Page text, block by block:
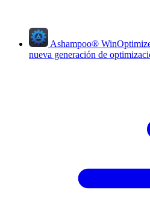
Ashampoo®
nueva generación de